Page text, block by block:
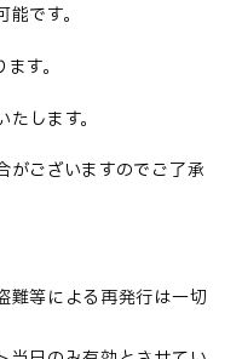
です。
す。
たします。
ございますのでご了承
難等による再発行は一切